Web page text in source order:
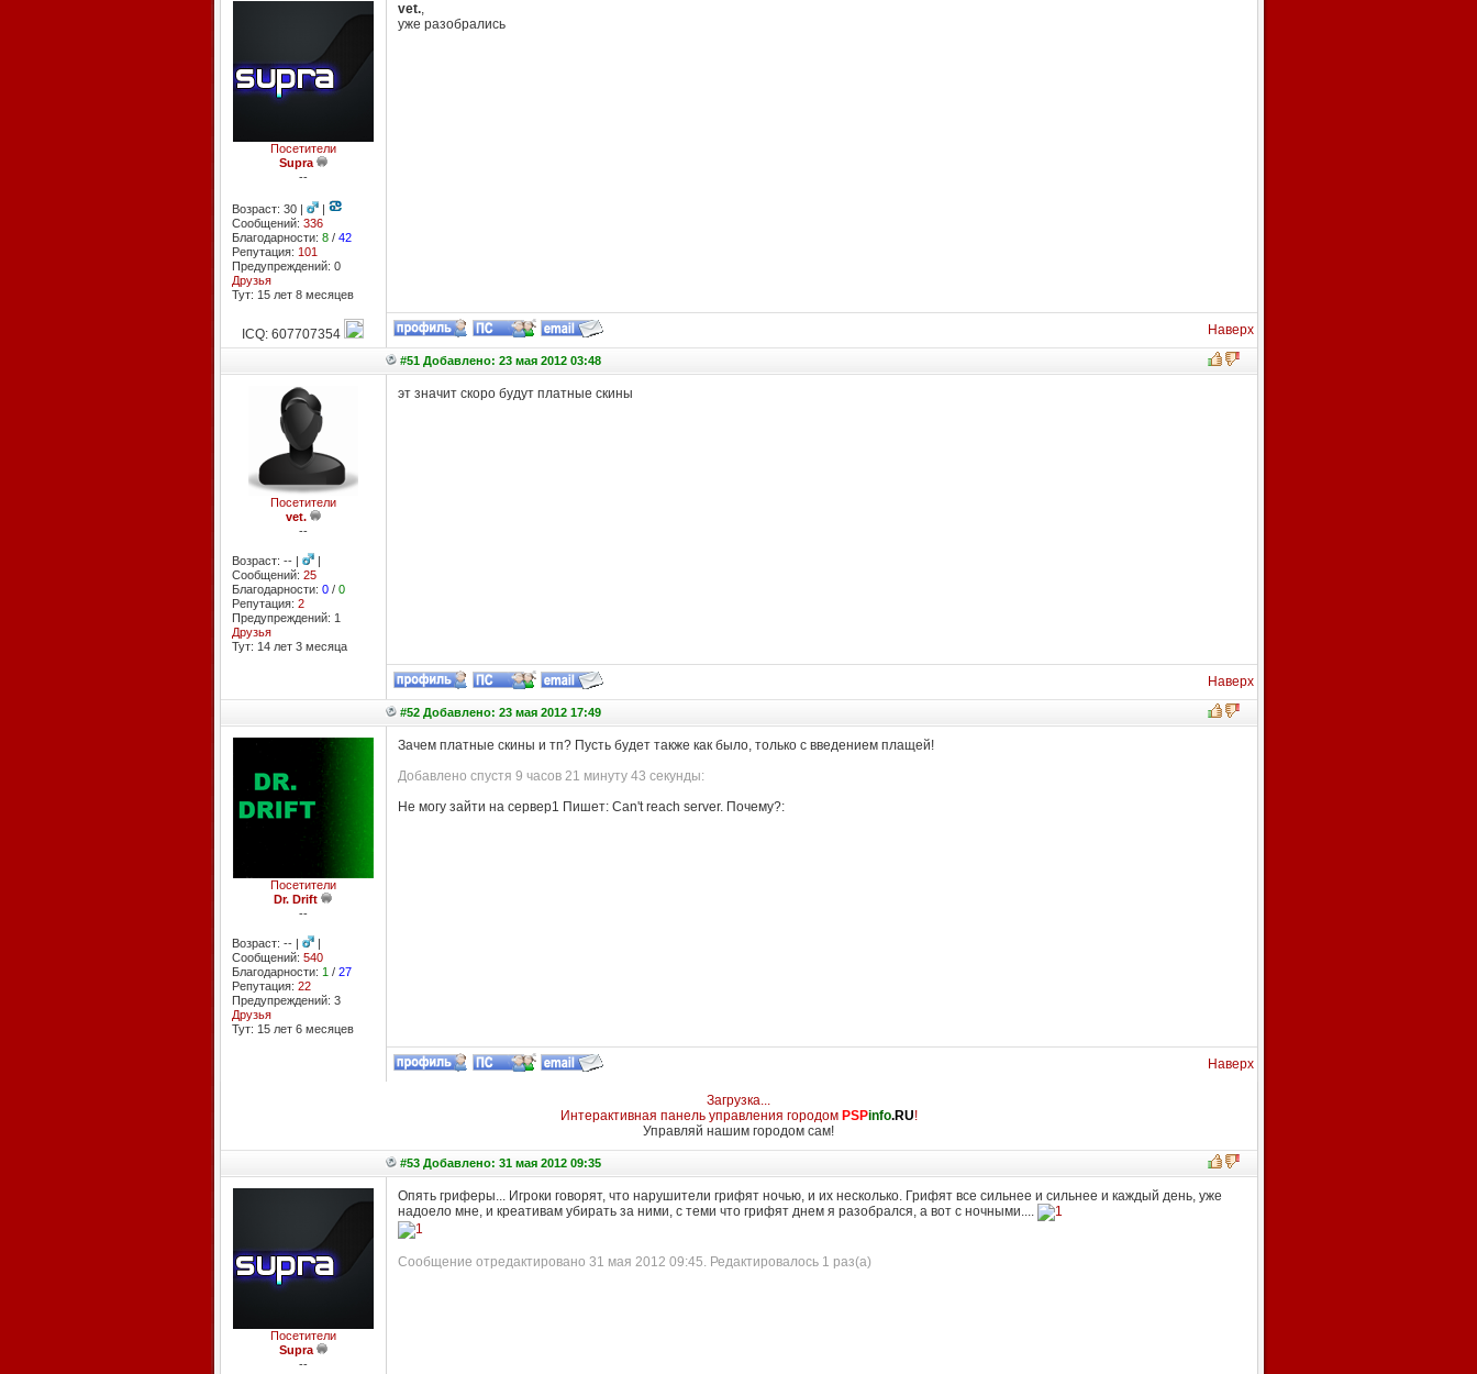
Посетители
Supra
--
Возраст: 30 |
|
Сообщений: 336
Благодарности: 8/ 42
Репутация: 101
Предупреждений: 0
Друзья
Тут: 15 лет 8 месяцев
vet.,
уже разобрались
ICQ: 607707354 Наверх
#51 Добавлено: 23 мая 2012 03:48
Посетители
vet.
--
Возраст: -- |
|
Сообщений: 25
Благодарности: 0/ 0
Репутация: 2
Предупреждений: 1
Друзья
Тут: 14 лет 3 месяцa
эт значит скоро будут платные скины
Наверх
#52 Добавлено: 23 мая 2012 17:49
Посетители
Dr. Drift
--
Возраст: -- |
|
Сообщений: 540
Благодарности: 1 / 27
Репутация: 22
Предупреждений: 3
Друзья
Тут: 15 лет 6 месяцев
Зачем платные скины и тп? Пусть будет также как было, только с введением плащей!
Добавлено спустя 9 часов 21 минуту 43 секунды:
Не могу зайти на сервер1 Пишет: Can't reach server. Почему?:
Наверх
Загрузка...
Интерактивная панель управления городом PSPinfo.RU!
Управляй нашим городом сам!
#53 Добавлено: 31 мая 2012 09:35
Посетители
Supra
--
Опять гриферы... Игроки говорят, что нарушители грифят ночью, и их несколько. Грифят все сильнее и сильнее и каждый день, уже
надоело мне, и креативам убирать за ними, с теми что грифят днем я разобрался, а вот с ночными....
Сообщение отредактировано 31 мая 2012 09:45. Редактировалось 1 раз(а)